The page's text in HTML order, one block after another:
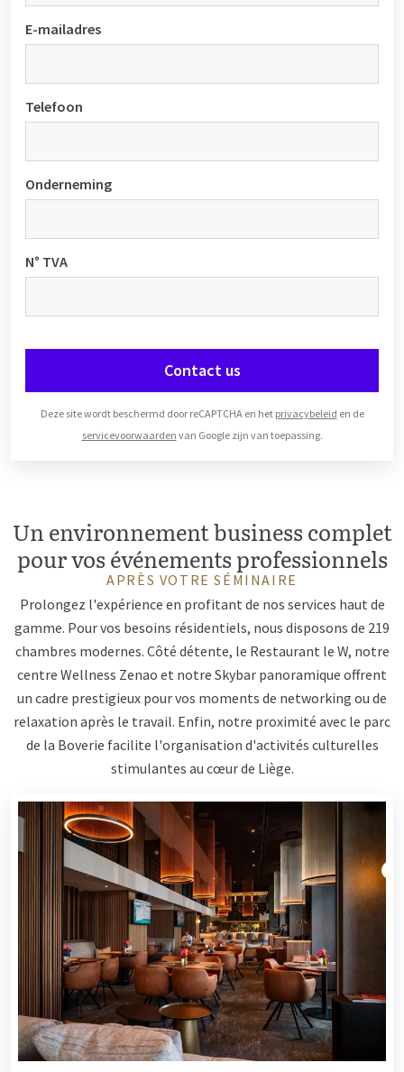
E-mailadres
Telefoon
Onderneming
N° TVA
Contact us
Deze site wordt beschermd door reCAPTCHA en het privacybeleid en de
servicevoorwaarden van Google zijn van toepassing.
Un environnement business complet
pour vos événements professionnels
APRÈS VOTRE SÉMINAIRE
Prolongez l'expérience en profitant de nos services haut de
gamme. Pour vos besoins résidentiels, nous disposons de 219
chambres modernes. Côté détente, le Restaurant le W, notre
centre Wellness Zenao et notre Skybar panoramique offrent
un cadre prestigieux pour vos moments de networking ou de
relaxation après le travail. Enfin, notre proximité avec le parc
de la Boverie facilite l'organisation d'activités culturelles
stimulantes au cœur de Liège.